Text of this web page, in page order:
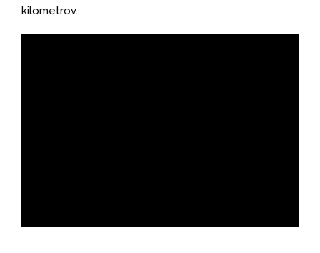
kilometrov.